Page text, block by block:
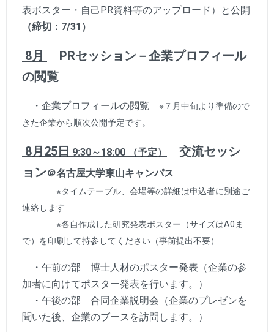
表ポスター・自己PR資料等のアップロード）と公開
（締切：7/31）
8月
PRセッション－企業プロフィール
の閲覧
・企業プロフィールの閲覧 ※７月中旬より準備ので
きた企業から順次公開予定です。
8月25日 9:30～18:00 （予定）
交流セッシ
ョン＠名古屋大学東山キャンパス
※タイムテーブル、会場等の詳細は申込者に別途ご
連絡します
※各自作成した研究発表ポスター（サイズはA0ま
で）を印刷して持参してください（事前提出不要）
・午前の部 博士人材のポスター発表（企業の参
加者に向けてポスター発表を行います。）
・午後の部 合同企業説明会（企業のプレゼンを
聞いた後、企業のブースを訪問します。）